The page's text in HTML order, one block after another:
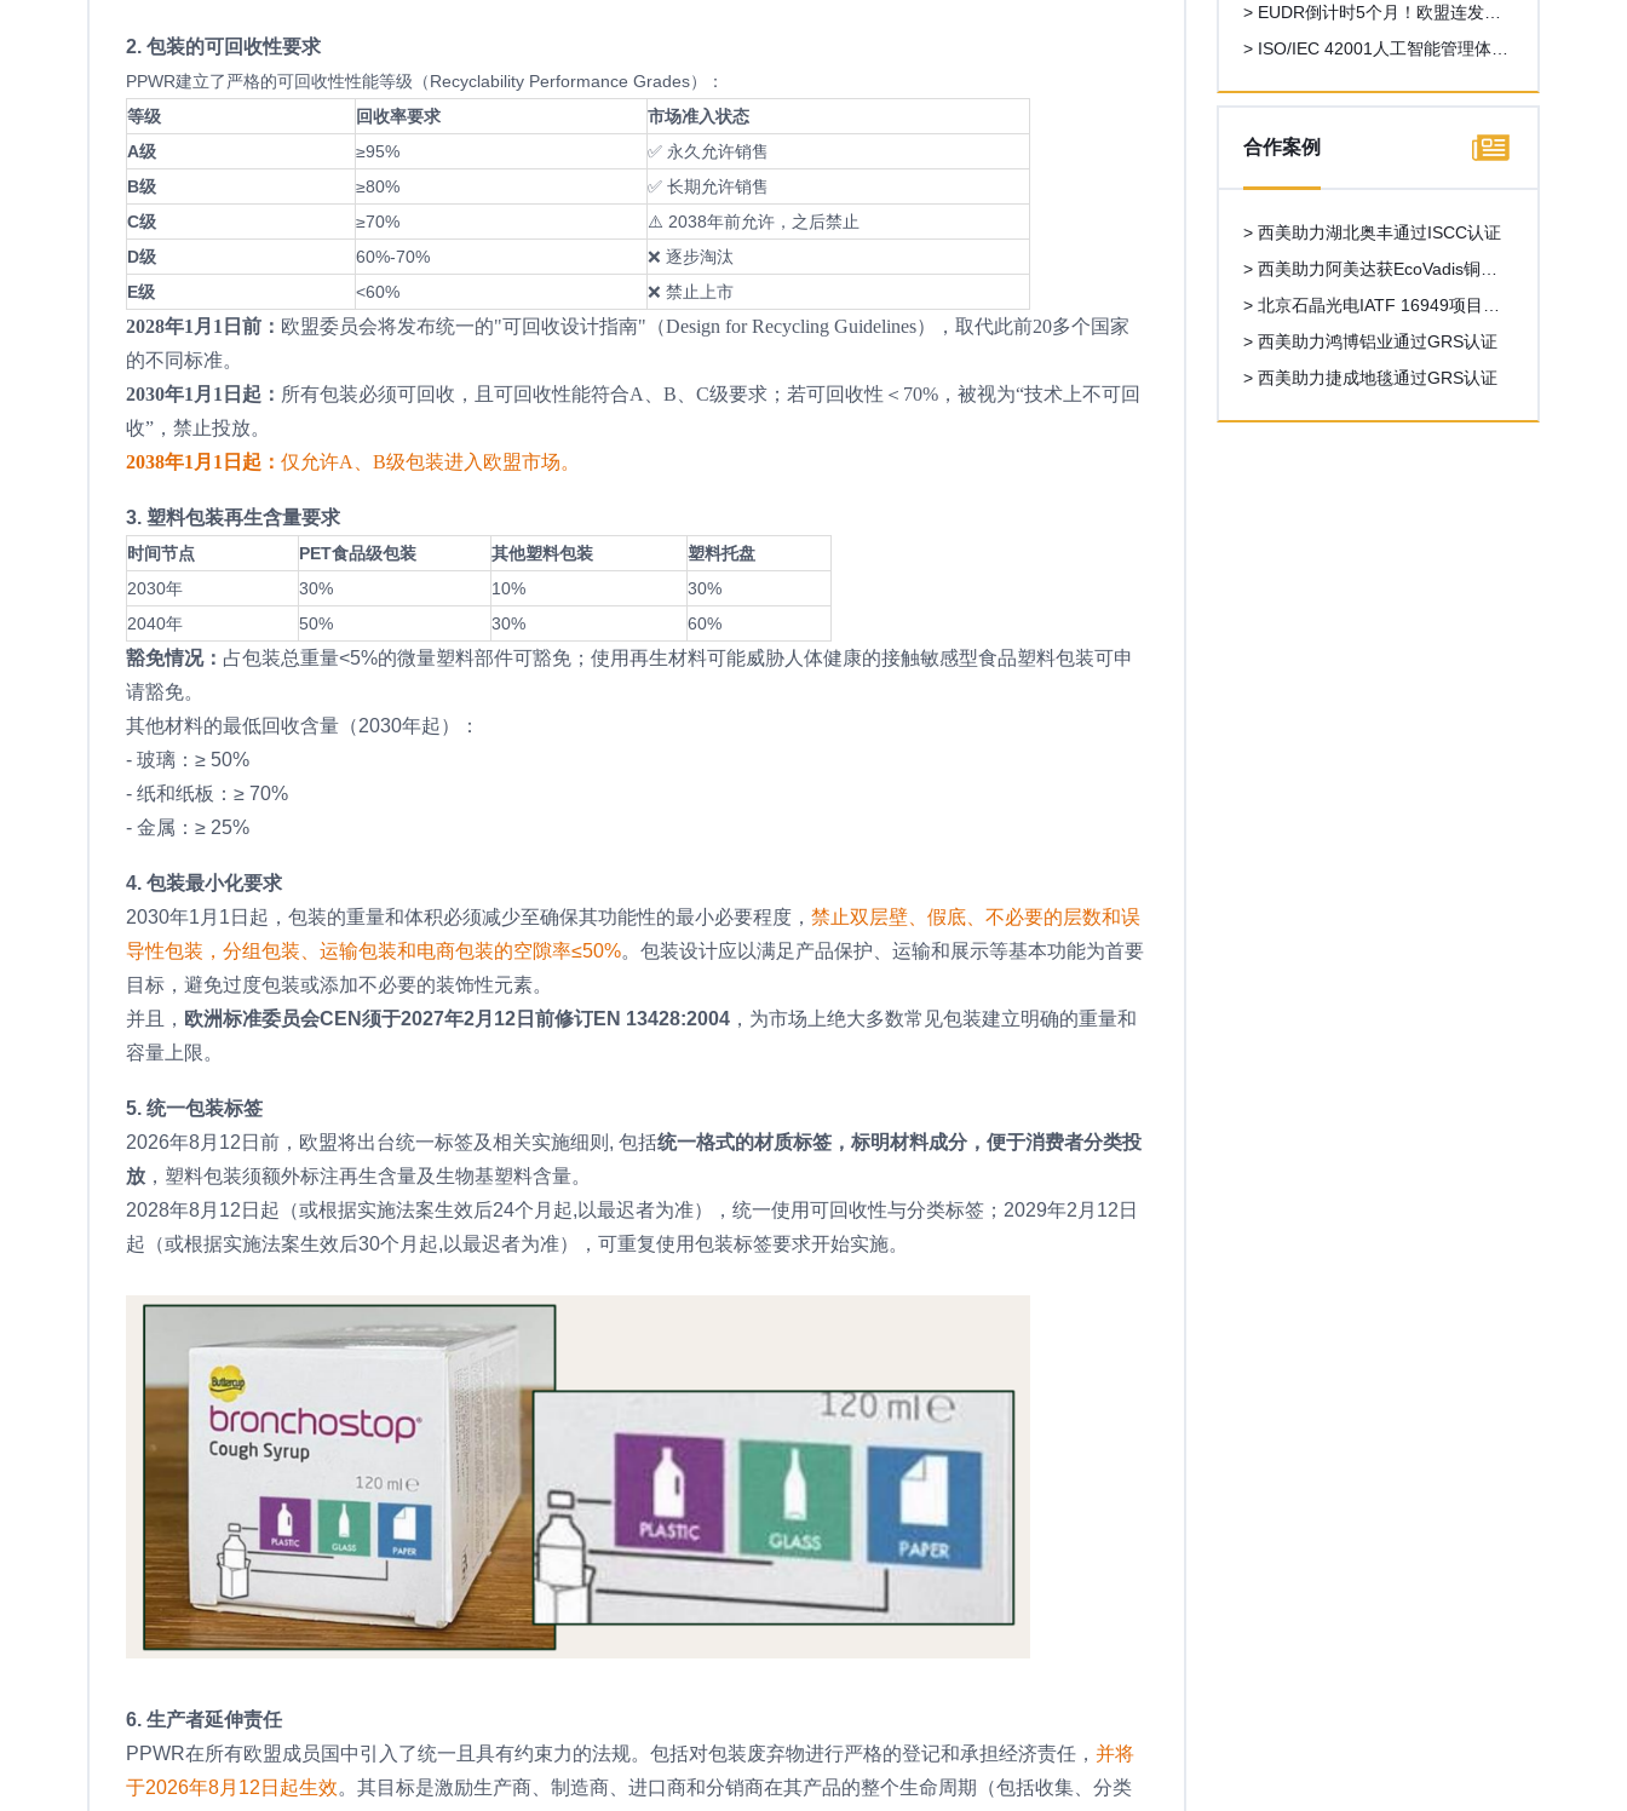
袭
外贸企业一站式合规操作指南
> EUDR倒计时5个月！欧盟连发重
磅新规，中国企业合规路线图全解
> ISO/IEC 42001人工智能管理体系
合作案例
> 西美助力湖北奥丰通过ISCC认证
> 西美助力阿美达获EcoVadis铜牌6
8分，超出目标分数18
> 北京石晶光电IATF 16949项目启
动
> 西美助力鸿博铝业通过GRS认证
> 西美助力捷成地毯通过GRS认证
2. 包装的可回收性要求
PPWR建立了严格的可回收性性能等级（Recyclability Performance Grades）：
等级
回收率要求
市场准入状态
A级
≥95%
✅ 永久允许销售
B级
≥80%
✅ 长期允许销售
C级
≥70%
⚠️ 2038年前允许，之后禁止
D级
60%-70%
❌ 逐步淘汰
E级
<60% ❌ 禁止上市
2028年1月1日前： 欧盟委员会将发布统一的"可回收设计指南"（Design for Recycling Guidelines），取代此前20多个国家
的不同标准。
2030年1月1日起： 所有包装必须可回收，且可回收性能符合A、B、C级要求；若可回收性＜70%，被视为“技术上不可回
收”，禁止投放。
2038年1月1日起： 仅允许A、B级包装进入欧盟市场。
3. 塑料包装再生含量要求
时间节点 PET食品级包装 其他塑料包装
塑料托盘
2030年
30% 10%
30%
2040年
50% 30% 60%
豁免情况： 占包装总重量<5%的微量塑料部件可豁免；使用再生材料可能威胁人体健康的接触敏感型食品塑料包装可申
请豁免。
其他材料的最低回收含量（2030年起）：
- 玻璃：≥ 50%
- 纸和纸板：≥ 70%
- 金属：≥ 25%
4. 包装最小化要求
2030年1月1日起，包装的重量和体积必须减少至确保其功能性的最小必要程度， 禁止双层壁、假底、不必要的层数和误
导性包装，分组包装、运输包装和电商包装的空隙率≤50%。包装设计应以满足产品保护、运输和展示等基本功能为首要
目标，避免过度包装或添加不必要的装饰性元素。
并且， 欧洲标准委员会CEN须于2027年2月12日前修订EN 13428:2004 ，为市场上绝大多数常见包装建立明确的重量和
容量上限。
5. 统一包装标签
2026年8月12日前，欧盟将出台统一标签及相关实施细则, 包括统一格式的材质标签，标明材料成分，便于消费者分类投
放 ，塑料包装须额外标注再生含量及生物基塑料含量。
2028年8月12日起（或根据实施法案生效后24个月起,以最迟者为准），统一使用可回收性与分类标签；2029年2月12日
起（或根据实施法案生效后30个月起,以最迟者为准），可重复使用包装标签要求开始实施。
6. 生产者延伸责任
PPWR在所有欧盟成员国中引入了统一且具有约束力的法规。包括对包装废弃物进行严格的登记和承担经济责任， 并将
于2026年8月12日起生效。其目标是激励生产商、制造商、进口商和分销商在其产品的整个生命周期（包括收集、分类